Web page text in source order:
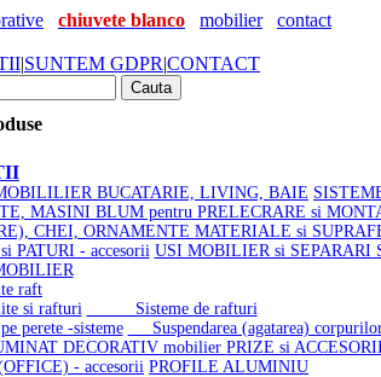
chiuvete blanco mobilier contact
|SUNTEM GDPR|CONTACT
BUCATARIE, LIVING, BAIE
MASINI BLUM pentru PRELECRARE si
CHEI, ORNAMENTE MATERIALE si
PATURI - accesorii USI MOBILIER si SEPARARI
raft
si rafturi
Sisteme de rafturi
perete -sisteme
Suspendarea (agatarea)
DECORATIV mobilier PRIZE si
- accesorii PROFILE ALUMINIU